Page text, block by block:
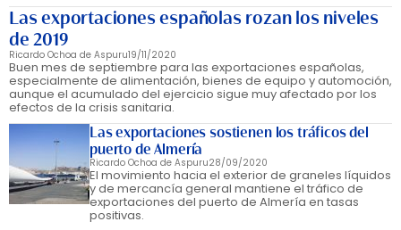
Las exportaciones españolas rozan los niveles
de 2019
Ricardo Ochoa de Aspuru19/11/2020
Buen mes de septiembre para las exportaciones españolas,
especialmente de alimentación, bienes de equipo y automoción,
aunque el acumulado del ejercicio sigue muy afectado por los
efectos de la crisis sanitaria.
Las exportaciones sostienen los tráficos del
puerto de Almería
Ricardo Ochoa de Aspuru28/09/2020
El movimiento hacia el exterior de graneles líquidos
y de mercancía general mantiene el tráfico de
exportaciones del puerto de Almería en tasas
positivas.